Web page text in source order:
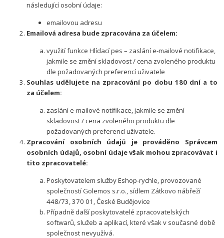
následující osobní údaje:
emailovou adresu
Emailová adresa bude zpracována za účelem:
využití funkce Hlídací pes – zaslání e-mailové notifikace,
jakmile se změní skladovost / cena zvoleného produktu
dle požadovaných preferencí uživatele
Souhlas udělujete na zpracování po dobu 180 dní a to
za účelem:
zaslání e-mailové notifikace, jakmile se změní
skladovost / cena zvoleného produktu dle
požadovaných preferencí uživatele.
Zpracování osobních údajů je prováděno Správcem
osobních údajů, osobní údaje však mohou zpracovávat i
tito zpracovatelé:
Poskytovatelem služby Eshop-rychle, provozované
společností Golemos s.r.o., sídlem Zátkovo nábřeží
448/73, 370 01, České Budějovice
Případně další poskytovatelé zpracovatelských
softwarů, služeb a aplikací, které však v současné době
společnost nevyužívá.